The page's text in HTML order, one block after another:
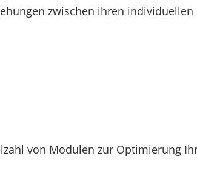
zwischen ihren individuellen
von Modulen zur Optimierung